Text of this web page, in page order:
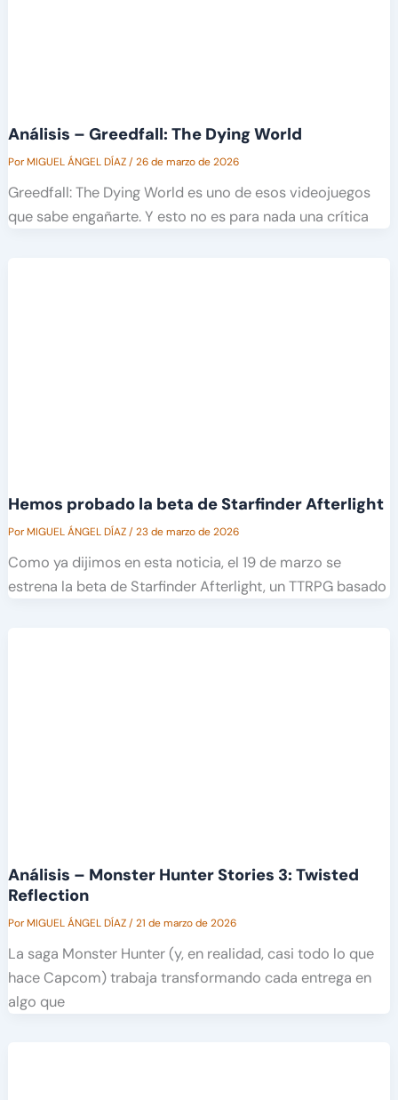
Análisis – Greedfall: The Dying World
PorMIGUEL ÁNGEL DÍAZ/26 de marzo de 2026
Greedfall: The Dying World es uno de esos videojuegos
que sabe engañarte. Y esto no es para nada una crítica
Hemos probado la beta de Starfinder Afterlight
PorMIGUEL ÁNGEL DÍAZ/23 de marzo de 2026
Como ya dijimos en esta noticia, el 19 de marzo se
estrena la beta de Starfinder Afterlight, un TTRPG basado
Análisis – Monster Hunter Stories 3: Twisted
Reflection
PorMIGUEL ÁNGEL DÍAZ/21 de marzo de 2026
La saga Monster Hunter (y, en realidad, casi todo lo que
hace Capcom) trabaja transformando cada entrega en
algo que